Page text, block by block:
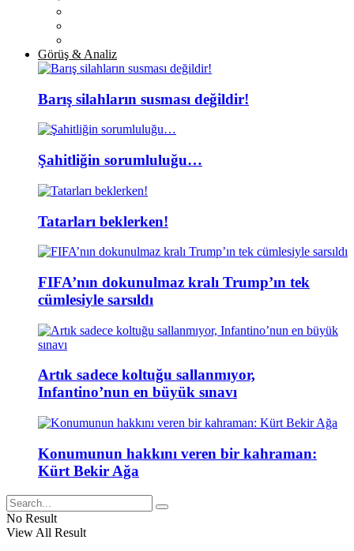
Görüş & Analiz
Barış silahların susması değildir!
Şahitliğin sorumluluğu…
Tatarları beklerken!
FIFA’nın dokunulmaz kralı Trump’ın tek
cümlesiyle sarsıldı
Artık sadece koltuğu sallanmıyor,
Infantino’nun en büyük sınavı
Konumunun hakkını veren bir kahraman:
Kürt Bekir Ağa
No Result
View All Result